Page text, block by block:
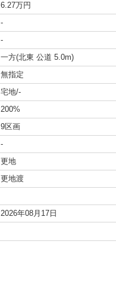
6.27万円
-
-
一方(北東 公道 5.0m)
無指定
宅地/-
200%
9区画
-
更地
更地渡
2026年08月17日